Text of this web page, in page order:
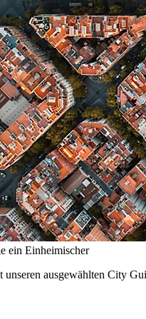
ein Einheimischer
unseren ausgewählten City